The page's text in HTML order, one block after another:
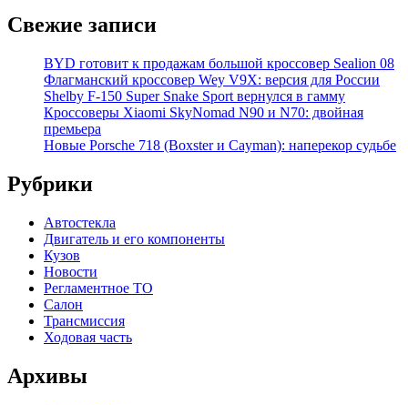
Свежие записи
BYD готовит к продажам большой кроссовер Sealion 08
Флагманский кроссовер Wey V9X: версия для России
Shelby F-150 Super Snake Sport вернулся в гамму
Кроссоверы Xiaomi SkyNomad N90 и N70: двойная
премьера
Новые Porsche 718 (Boxster и Cayman): наперекор судьбе
Рубрики
Автостекла
Двигатель и его компоненты
Кузов
Новости
Регламентное ТО
Салон
Трансмиссия
Ходовая часть
Архивы